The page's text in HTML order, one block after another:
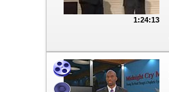
1:24:13